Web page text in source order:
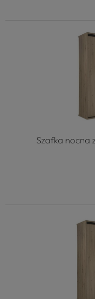
Szafka nocna